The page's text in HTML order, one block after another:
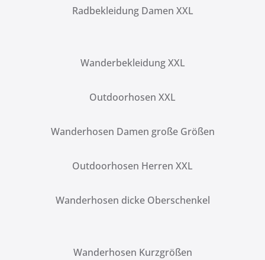
Radbekleidung Damen XXL
Wanderbekleidung XXL
Outdoorhosen XXL
Wanderhosen Damen große Größen
Outdoorhosen Herren XXL
Wanderhosen dicke Oberschenkel
Wanderhosen Kurzgrößen